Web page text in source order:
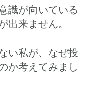
識が向いている
出来ません。
い私が、なぜ投
か考えてみまし